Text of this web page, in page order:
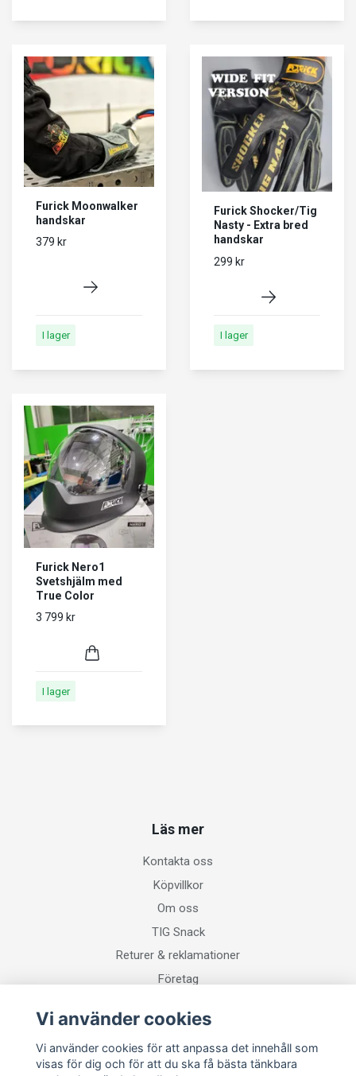
Furick Moonwalker
handskar
379 kr
I lager
Furick Shocker/Tig
Nasty - Extra bred
handskar
299 kr
I lager
Furick Nero1
Svetshjälm med
True Color
3 799 kr
I lager
Läs mer
Kontakta oss
Köpvillkor
Om oss
TIG Snack
Returer & reklamationer
Företag
Sociala medier
Vi använder cookies
Vi använder cookies för att anpassa det innehåll som
visas för dig och för att du ska få bästa tänkbara